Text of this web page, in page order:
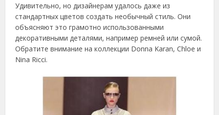
Удивительно, но дизайнерам удалось даже из
стандартных цветов создать необычный стиль. Они
объясняют это грамотно использованными
декоративными деталями, например ремней или сумой.
Обратите внимание на коллекции Donna Karan, Chloe и
Nina Ricci.